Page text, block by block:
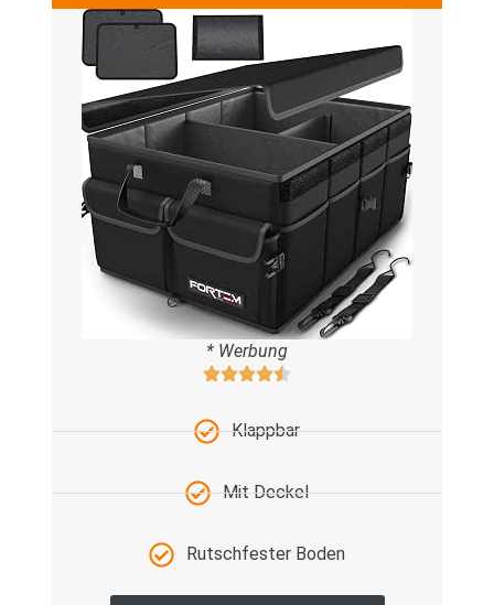
* Werbung
Klappbar
Mit Deckel
Rutschfester Boden